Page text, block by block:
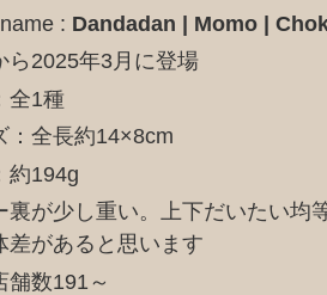
: Dandadan | Momo |
ら2025年3月に登場
全1種
：全長約14×8cm
約194g
裏が少し重い。上下だいたい均
があると思います
舗数191～